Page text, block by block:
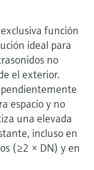
función
ideal para
no
el exterior.
espacio y no
una elevada
incluso en
(≥2 × DN) y en